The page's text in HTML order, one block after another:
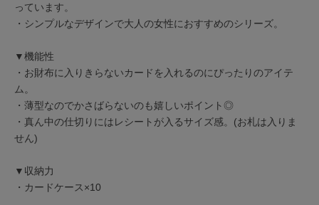
っています。
・シンプルなデザインで大人の女性におすすめのシリーズ。
▼機能性
・お財布に入りきらないカードを入れるのにぴったりのアイテ
ム。
・薄型なのでかさばらないのも嬉しいポイント◎
・真ん中の仕切りにはレシートが入るサイズ感。(お札は入りま
せん)
▼収納力
・カードケース×10